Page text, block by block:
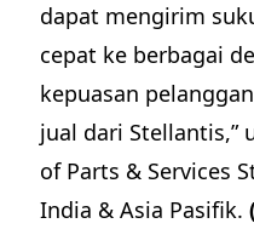
dapat mengirim
cepat ke berbagai
kepuasan
jual dari Stellantis,”
of Parts & Services
India & Asia Pasifik.